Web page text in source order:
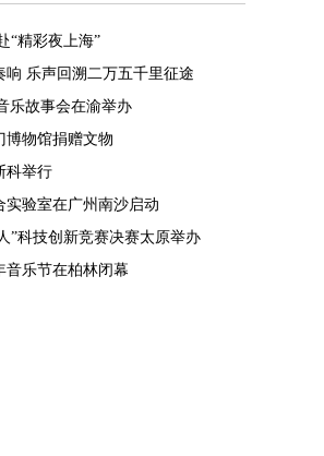
“精彩夜上海”
响 乐声回溯二万五千里征途
乐故事会在渝举办
博物馆捐赠文物
科举行
验室在广州南沙启动
”科技创新竞赛决赛太原举办
音乐节在柏林闭幕